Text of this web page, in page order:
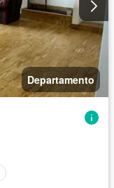
Departamento